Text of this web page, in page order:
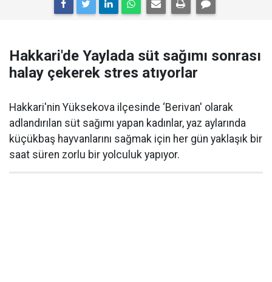
Hakkari'de Yaylada süt sağımı sonrası
halay çekerek stres atıyorlar
Hakkari'nin Yüksekova ilçesinde ‘Berivan' olarak
adlandırılan süt sağımı yapan kadınlar, yaz aylarında
küçükbaş hayvanlarını sağmak için her gün yaklaşık bir
saat süren zorlu bir yolculuk yapıyor.